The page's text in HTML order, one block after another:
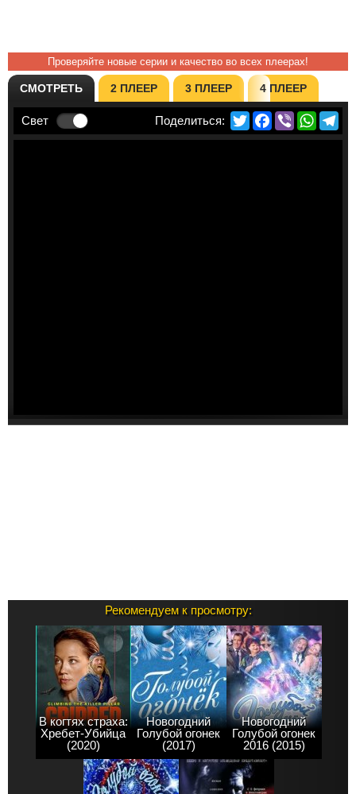
Проверяйте новые серии и качество во всех плеерах!
СМОТРЕТЬ 2 ПЛЕЕР 3 ПЛЕЕР 4 ПЛЕЕР
Свет TwitterFacebook
Viber
Рекомендуем к просмотру:
В когтях страха:
Хребет-Убийца
(2020)
Новогодний
Голубой огонек
(2017)
Новогодний
Голубой огонек
2016 (2015)